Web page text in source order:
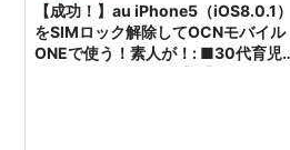
【成功！】au iPhone5（iOS8.0.1）
をSIMロック解除してOCNモバイル
ONEで使う！素人が！: ■30代育児